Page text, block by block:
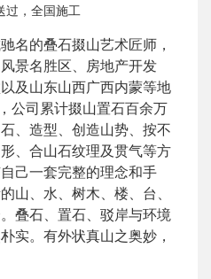
过，全国施工
名的叠石掇山艺术匠师，
景名胜区、房地产开发
及山东山西广西内蒙等地
公司累计掇山置石百余万
、造型、创造山势、按不
、合山石纹理及贯气等方
己一套完整的理念和手
山、水、树木、楼、台、
叠石、置石、驳岸与环境
实。有外状真山之奥妙，